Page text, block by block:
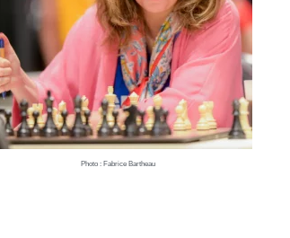
Photo : Fabrice Bartheau